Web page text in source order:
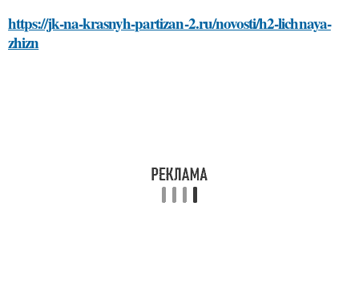
https://jk-na-krasnyh-partizan-2.ru/novosti/h2-lichnaya-
zhizn